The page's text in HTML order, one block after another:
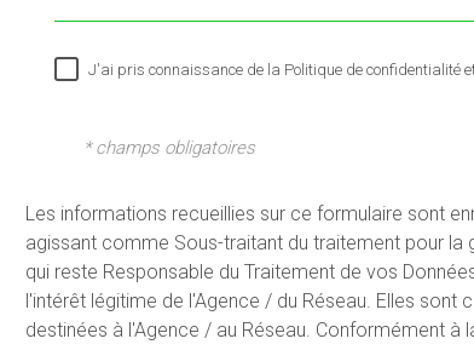
J'ai pris connaissance de la Politique de confidentialité
* champs obligatoires
Les informations recueillies sur ce formulaire sont
agissant comme Sous-traitant du traitement pour
qui reste Responsable du Traitement de vos
l'intérêt légitime de l'Agence / du Réseau. Elles
destinées à l'Agence / au Réseau. Conformément